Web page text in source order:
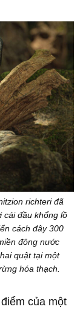
richteri đã
cái đầu khổng lồ
cách đây 300
đông nước
quật tại một
hóa thạch.
của một